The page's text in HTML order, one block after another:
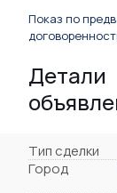
Показ по
Детали
Тип сделки
Город